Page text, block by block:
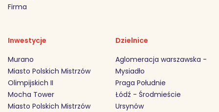
Firma
Inwestycje
Murano
Miasto Polskich Mistrzów
Olimpijskich II
Mocha Tower
Miasto Polskich Mistrzów
Dzielnice
Aglomeracja warszawska -
Mysiadło
Praga Południe
Łódź - Środmieście
Ursynów